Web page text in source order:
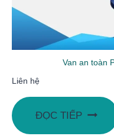
Van an toàn
Liên hệ
ĐỌC TIẾP